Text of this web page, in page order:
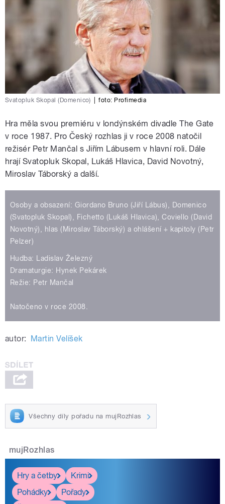
Svatopluk Skopal (Domenico) foto:Profimedia
Hra měla svou premiéru v londýnském divadle The Gate
v roce 1987. Pro Český rozhlas ji v roce 2008 natočil
režisér Petr Mančal s Jiřím Lábusem v hlavní roli. Dále
hrají Svatopluk Skopal, Lukáš Hlavica, David Novotný,
Miroslav Táborský a další.
Osoby a obsazení: Giordano Bruno (Jiří Lábus), Domenico
(Svatopluk Skopal), Fichetto (Lukáš Hlavica), Coviello (David
Novotný), hlas (Miroslav Táborský) a ohlášení + kapitoly (Petr
Pelzer)
Hudba: Ladislav Železný
Dramaturgie: Hynek Pekárek
Režie: Petr Mančal
Natočeno v roce 2008.
autor: Martin Velíšek
Všechny díly pořadu na mujRozhlas
mujRozhlas
Hry a četby
Krimi
Pohádky
Pořady